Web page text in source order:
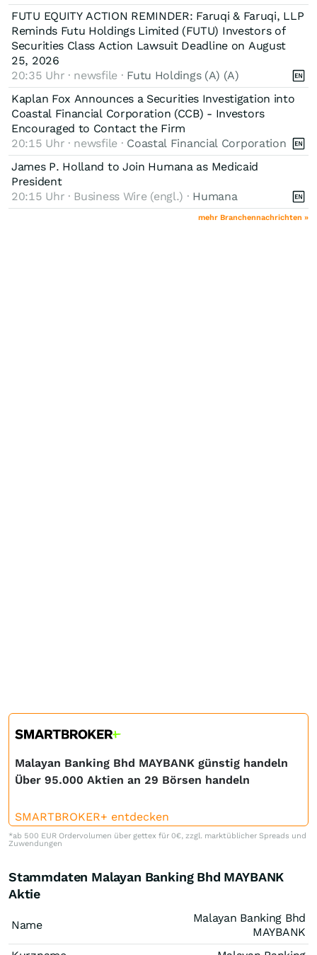
FUTU EQUITY ACTION REMINDER: Faruqi & Faruqi, LLP
Reminds Futu Holdings Limited (FUTU) Investors of
Securities Class Action Lawsuit Deadline on August
25, 2026
20:35 Uhr · newsfile · Futu Holdings (A) (A)
Kaplan Fox Announces a Securities Investigation into
Coastal Financial Corporation (CCB) - Investors
Encouraged to Contact the Firm
20:15 Uhr · newsfile · Coastal Financial Corporation
James P. Holland to Join Humana as Medicaid
President
20:15 Uhr · Business Wire (engl.) · Humana
mehr Branchennachrichten »
Malayan Banking Bhd MAYBANK günstig handeln
Über 95.000 Aktien an 29 Börsen handeln
SMARTBROKER+ entdecken
*ab 500 EUR Ordervolumen über gettex für 0€, zzgl. marktüblicher Spreads und
Zuwendungen
Stammdaten Malayan Banking Bhd MAYBANK
Aktie
Name
Malayan Banking Bhd
MAYBANK